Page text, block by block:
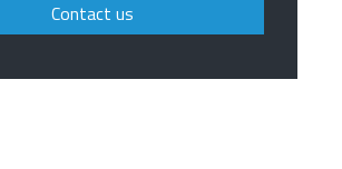
Contact us